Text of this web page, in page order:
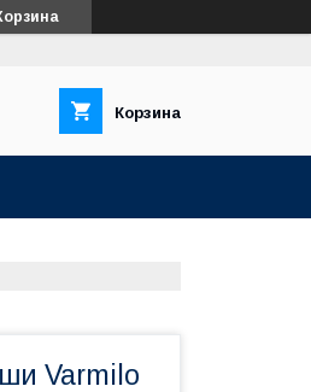
Корзина
Varmilo